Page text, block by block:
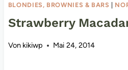
BLONDIES, BROWNIES & BARS |
Strawberry
Von kikiwp Mai 24, 2014